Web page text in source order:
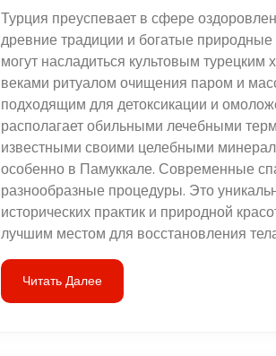
Турция преуспевает в сфере
древние традиции и богатые природные
могут насладиться культовым
веками ритуалом очищения паром и
подходящим для детоксикации и
располагает обильными лечебными
известными своими целебными
особенно в Памуккале. Современные
разнообразные процедуры. Это
исторических практик и природной
лучшим местом для восстановления
Читать Далее